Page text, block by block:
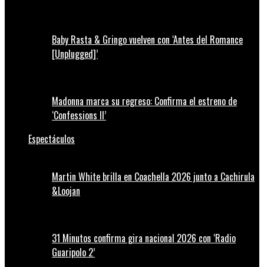
Baby Rasta & Gringo vuelven con ‘Antes del Romance
[Unplugged]’
Madonna marca su regreso: Confirma el estreno de
‘Confessions II’
Espectáculos
Martin White brilla en Coachella 2026 junto a Cachirula
&Loojan
31 Minutos confirma gira nacional 2026 con ‘Radio
Guaripolo 2’